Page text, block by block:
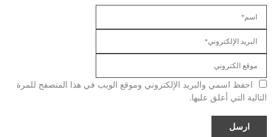
احفظ اسمي والبريد الإلكتروني وموقع الويب في هذا المتصفح للمرة
التالية التي أعلق عليها.